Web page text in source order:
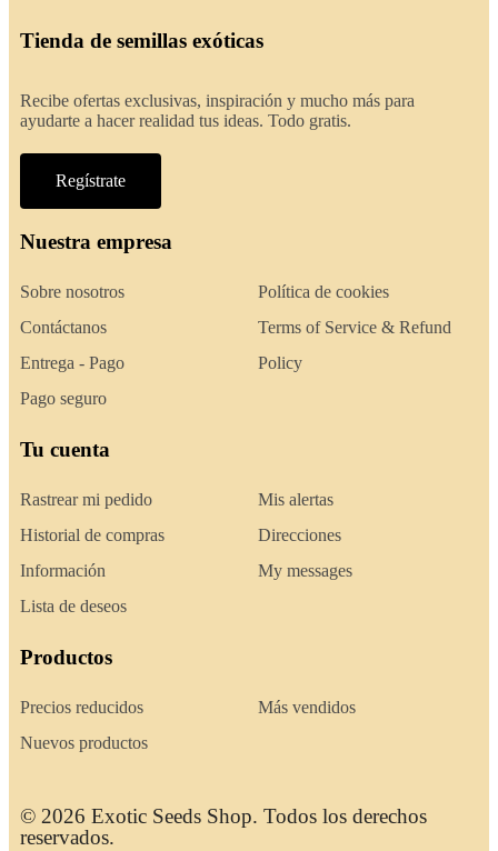
Tienda de semillas exóticas
Recibe ofertas exclusivas, inspiración y mucho más para
ayudarte a hacer realidad tus ideas. Todo gratis.
Regístrate
Nuestra empresa
Sobre nosotros
Contáctanos
Entrega - Pago
Pago seguro
Política de cookies
Terms of Service & Refund
Policy
Tu cuenta
Rastrear mi pedido
Historial de compras
Información
Lista de deseos
Mis alertas
Direcciones
My messages
Productos
Precios reducidos
Nuevos productos
Más vendidos
© 2026 Exotic Seeds Shop. Todos los derechos
reservados.